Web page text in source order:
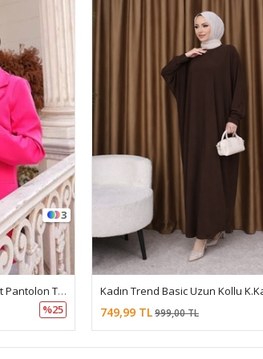
3
Kadın Manşet Püsküllü Ceket Pantolon Takım
%25 749,99 TL999,00 TL